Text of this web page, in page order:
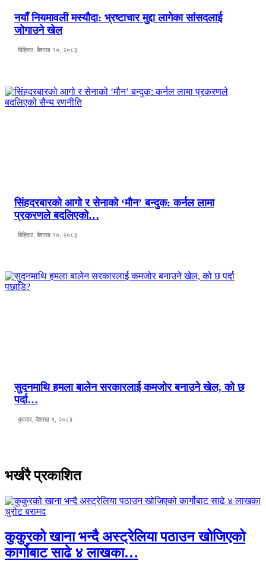
नयाँ नियमावली मस्यौदा: भ्रष्टाचार मुद्दा लागेका सांसदलाई
जोगाउने खेल
बिहिवार, बैशाख १०, २०८३
सिंहदरबारको आगो र सेनाको ‘मौन’ बन्दुक: कर्नल लामा
प्रकरणले बदलिएको…
बिहिवार, बैशाख १०, २०८३
सुदनमाथि हमला बालेन सरकारलाई कमजोर बनाउने खेल, को छ
पर्दा…
बुधवार, बैशाख ९, २०८३
भर्खरै प्रकाशित
कुकुरको खाना भन्दै अस्ट्रेलिया पठाउन खोजिएको
कार्गोबाट साढे ४ लाखका…